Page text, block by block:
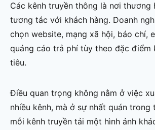
Các kênh truyền thông là nơi thương
tương tác với khách hàng. Doanh
chọn website, mạng xã hội, báo chí,
quảng cáo trả phí tùy theo đặc điểm
tiêu.
Điều quan trọng không nằm ở việc
nhiều kênh, mà ở sự nhất quán trong
mỗi kênh truyền tải một hình ảnh